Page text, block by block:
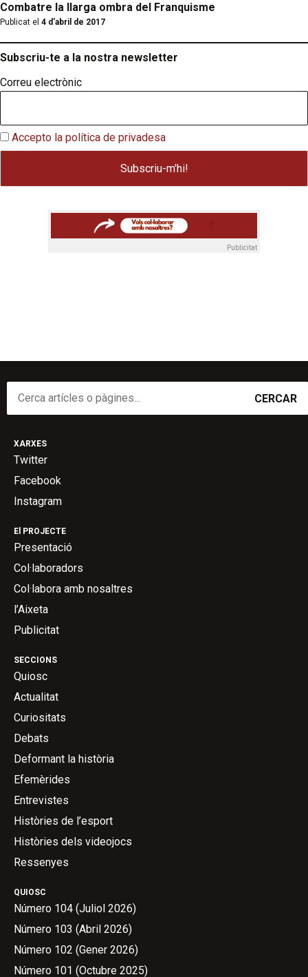
Combatre la llarga ombra del Franquisme
Publicat el 4 d'abril de 2017
Subscriu-te a la nostra newsletter
Correu electrònic
Accepto la política de privadesa
Publicitat
CERCAR
QUIOSC
Número 104 (Juliol 2026)
Número 103 (Abril 2026)
Número 102 (Gener 2026)
Número 101 (Octubre 2025)
SECCIONS
Quiosc
Actualitat
Curiositats
Debats
Deformant la història
Efemèrides
Entrevistes
Històries de l’esport
Històries dels videojocs
Ressenyes
El PROJECTE
Presentació
Col·laboradors
Col·labora amb nosaltres
l’Aixeta
Publicitat
XARXES
Twitter
Facebook
Instagram